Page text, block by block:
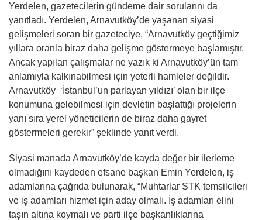
Yerdelen, gazetecilerin gündeme dair sorularını da
yanıtladı. Yerdelen, Arnavutköy’de yaşanan siyasi
gelişmeleri soran bir gazeteciye, “Arnavutköy geçtiğimiz
yıllara oranla biraz daha gelişme göstermeye başlamıştır.
Ancak yapılan çalışmalar ne yazık ki Arnavutköy’ün tam
anlamıyla kalkınabilmesi için yeterli hamleler değildir.
Arnavutköy ‘İstanbul’un parlayan yıldızı’ olan bir ilçe
konumuna gelebilmesi için devletin başlattığı projelerin
yanı sıra yerel yöneticilerin de biraz daha gayret
göstermeleri gerekir” şeklinde yanıt verdi.
Siyasi manada Arnavutköy’de kayda değer bir ilerleme
olmadığını kaydeden efsane başkan Emin Yerdelen, iş
adamlarına çağrıda bulunarak, “Muhtarlar STK temsilcileri
ve iş adamları hizmet için aday olmalı. İş adamları elini
taşın altına koymalı ve parti ilçe başkanlıklarına